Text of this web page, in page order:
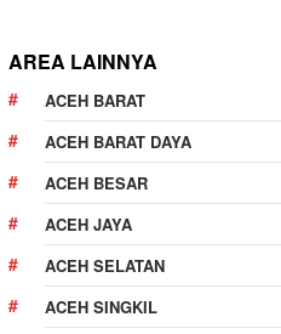
AREA LAINNYA
ACEH BARAT
ACEH BARAT DAYA
ACEH BESAR
ACEH JAYA
ACEH SELATAN
ACEH SINGKIL